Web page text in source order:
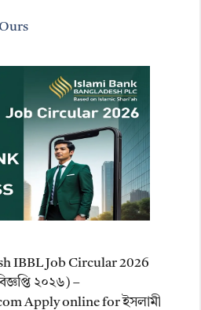
IBBL Job Circular 2026
২০২৬) –
Apply online for ইসলামী